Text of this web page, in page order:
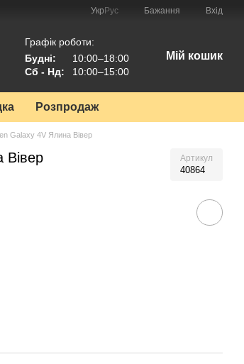
Укр Рус Бажання Вхід
Графік роботи:
Будні:
10:00–18:00
Сб - Нд:
10:00–15:00
Мій кошик
Розпродаж
Galaxy 4V Ялина Вівер
Вівер Артикул
40864